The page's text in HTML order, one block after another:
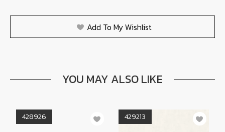
Add To My Wishlist
YOU MAY ALSO LIKE
428926 429213